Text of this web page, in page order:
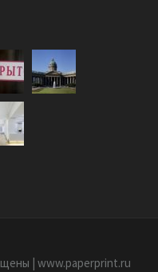
| www.paperprint.ru